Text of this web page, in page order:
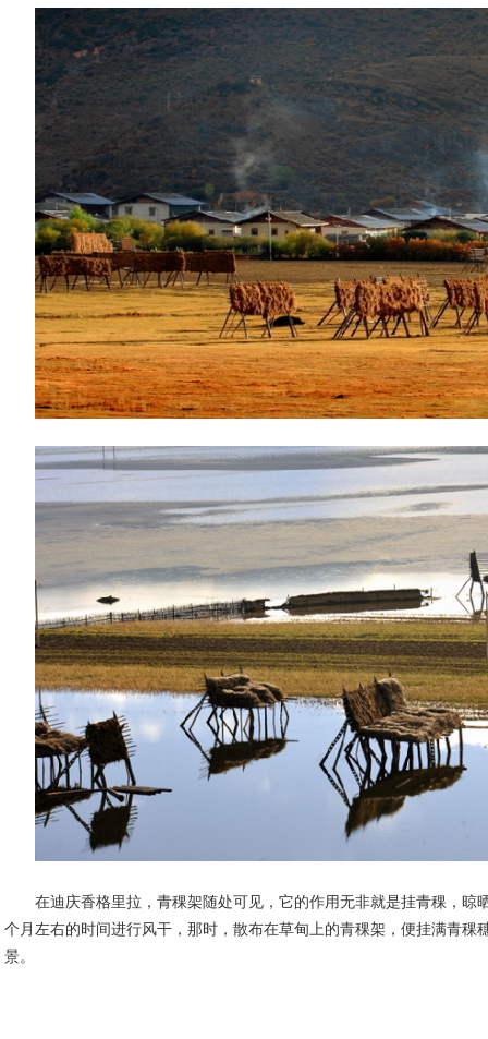
在迪庆香格里拉，青稞架随处可见，它的作用无非就是挂青稞，晾
个月左右的时间进行风干，那时，散布在草甸上的青稞架，便挂满青稞
景。